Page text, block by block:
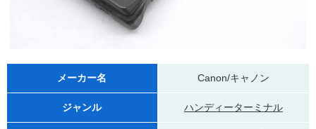
メーカー名 Canon/キャノン
ジャンル ハンディーターミナル